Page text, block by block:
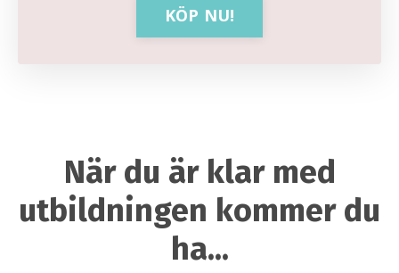
KÖP NU!
När du är klar med
utbildningen kommer du
ha...